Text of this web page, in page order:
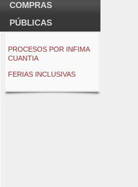
COMPRAS
PÚBLICAS
PROCESOS POR INFIMA
CUANTIA
FERIAS INCLUSIVAS